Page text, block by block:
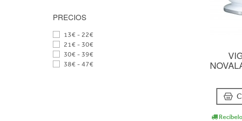
PRECIOS
13€ - 22€
21€ - 30€
30€ - 39€
38€ - 47€